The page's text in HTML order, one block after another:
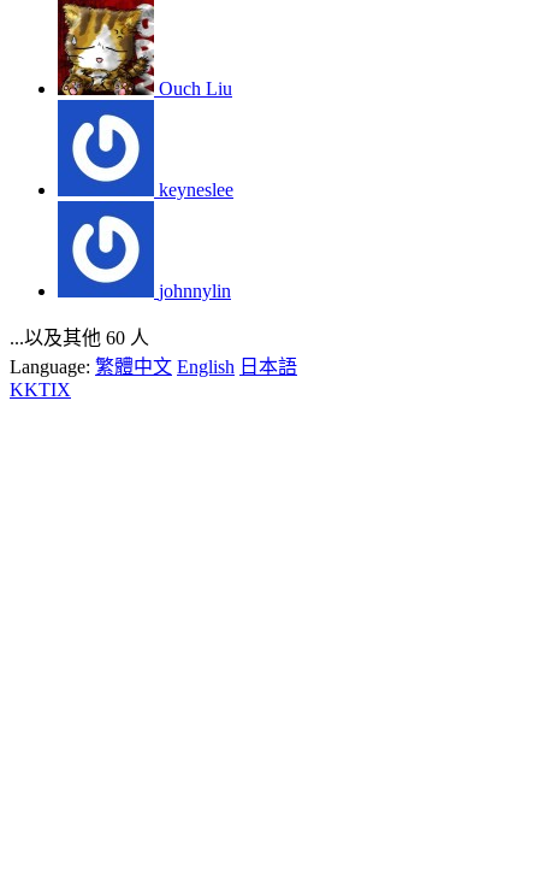
Ouch Liu
keyneslee
johnnylin
...以及其他 60 人
Language: 繁體中文 English 日本語
KKTIX